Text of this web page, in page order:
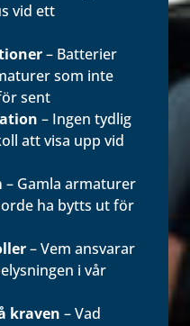
vid ett
– Batterier
som inte
sent
– Ingen tydlig
att visa upp vid
– Gamla armaturer
ha bytts ut för
– Vem ansvarar
i vår
kraven – Vad